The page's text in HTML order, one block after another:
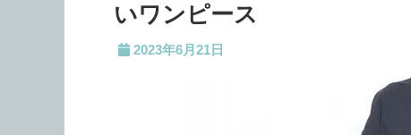
いワンピース
2023年6月21日